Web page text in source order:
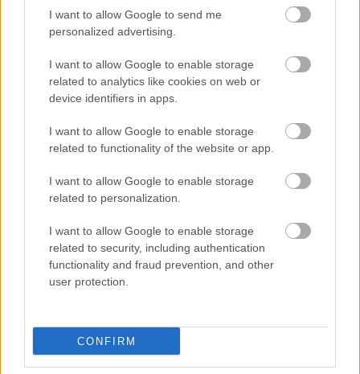
I want to allow Google to send me
personalized advertising.
I want to allow Google to enable storage
related to analytics like cookies on web or
device identifiers in apps.
I want to allow Google to enable storage
related to functionality of the website or app.
I want to allow Google to enable storage
related to personalization.
I want to allow Google to enable storage
related to security, including authentication
functionality and fraud prevention, and other
user protection.
CONFIRM
PUKS Francesco Jelna vs. Victoria Giedlarowa - relacja, wynik na
żywo, transmisja
Wynik meczu PUKS Francesco Jelna - Victoria Giedlarowa znajdziesz na
naszej stronie zaraz po jego zakończeniu. Jeżeli szukasz informacji
meczowych, zajrzyj tutaj:PUKS Francesco Jelna vs. Victoria
Giedlarowa - wynik, składy, strzelcy
Jeżeli w internecie lub TV dostępna jest
albo innych spotkań
Stalowa Wola > Klasa B, gr. III na pewno znajdziesz takie informacje na
naszym portalu. Możliwe jednak, że nigdzie nie pojawi się stream online z
Asseco Resovia| Developres Rzeszów |ITA TOOLS Stal Mielec
Cellfast Wilki Krosno| Texom Stal Rzeszów|Stal Mielec
Motor Lublin|Stal Rzeszów| Stal Stalowa Wola|Wisła Kraków
Resovia|Wieczysta Kraków
Mecze dziś Wyniki LIVE Transmisje